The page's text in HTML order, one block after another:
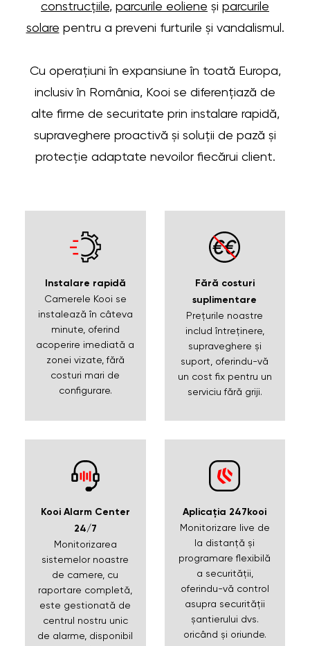
construcțiile, parcurile eoliene și parcurile
solare pentru a preveni furturile și vandalismul.
Cu operațiuni în expansiune în toată Europa,
inclusiv în România, Kooi se diferențiază de
alte firme de securitate prin instalare rapidă,
supraveghere proactivă și soluții de pază și
protecție adaptate nevoilor fiecărui client.
Instalare rapidă
Camerele Kooi se
instalează în câteva
minute, oferind
acoperire imediată a
zonei vizate, fără
costuri mari de
configurare.
Fără costuri
suplimentare
Prețurile noastre
includ întreținere,
supraveghere și
suport, oferindu-vă
un cost fix pentru un
serviciu fără griji.
Kooi Alarm Center
24/7
Monitorizarea
sistemelor noastre
de camere, cu
raportare completă,
este gestionată de
centrul nostru unic
de alarme, disponibil
Aplicația 247kooi
Monitorizare live de
la distanță și
programare flexibilă
a securității,
oferindu-vă control
asupra securității
șantierului dvs.
oricând și oriunde.